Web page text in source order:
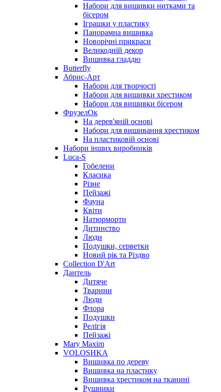
Набори для вишивки нитками та
бісером
Іграшки у пластику
Панорамна вишивка
Новорічні прикраси
Великодній декор
Вишивка гладдю
Butterfly
Абрис-Арт
Набори для творчості
Набори для вишивки хрестиком
Набори для вишивки бісером
ФрузелОк
На дерев'яній основі
Набори для вишивання хрестиком
На пластиковій основі
Набори інших виробників
Luca-S
Гобелени
Класика
Різне
Пейзажі
Фауна
Квіти
Натюрморти
Дитинство
Люди
Подушки, серветки
Новий рік та Різдво
Collection D'Art
Дантель
Дитяче
Тварини
Люди
Флора
Подушки
Релігія
Пейзажі
Mary Maxim
VOLOSHKA
Вишивка по дереву
Вишивка на пластику
Вишивка хрестиком на тканині
Рушники